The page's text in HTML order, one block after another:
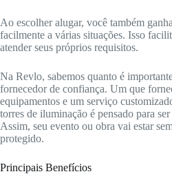
Ao escolher alugar, você também
facilmente a várias situações. Isso
atender seus próprios requisitos.
Na Revlo, sabemos quanto é
fornecedor de confiança. Um que
equipamentos e um serviço
torres de iluminação é pensado para
Assim, seu evento ou obra vai estar
protegido.
Principais Benefícios